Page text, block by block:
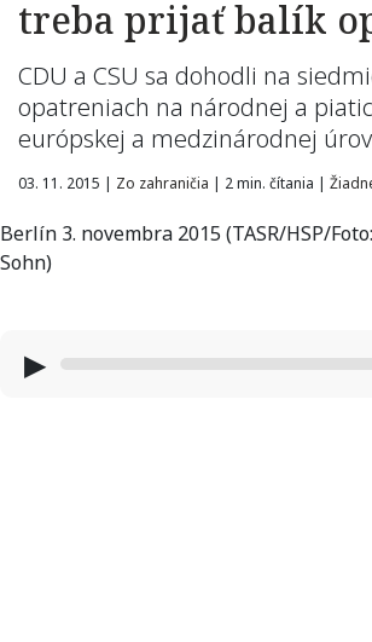
treba prijať balík
CDU a CSU sa dohodli na
opatreniach na národnej a
európskej a medzinárodnej
03. 11. 2015 | Zo zahraničia | 2 min. čítania |
Berlín 3. novembra 2015 (TASR/HSP/
Sohn)
▶